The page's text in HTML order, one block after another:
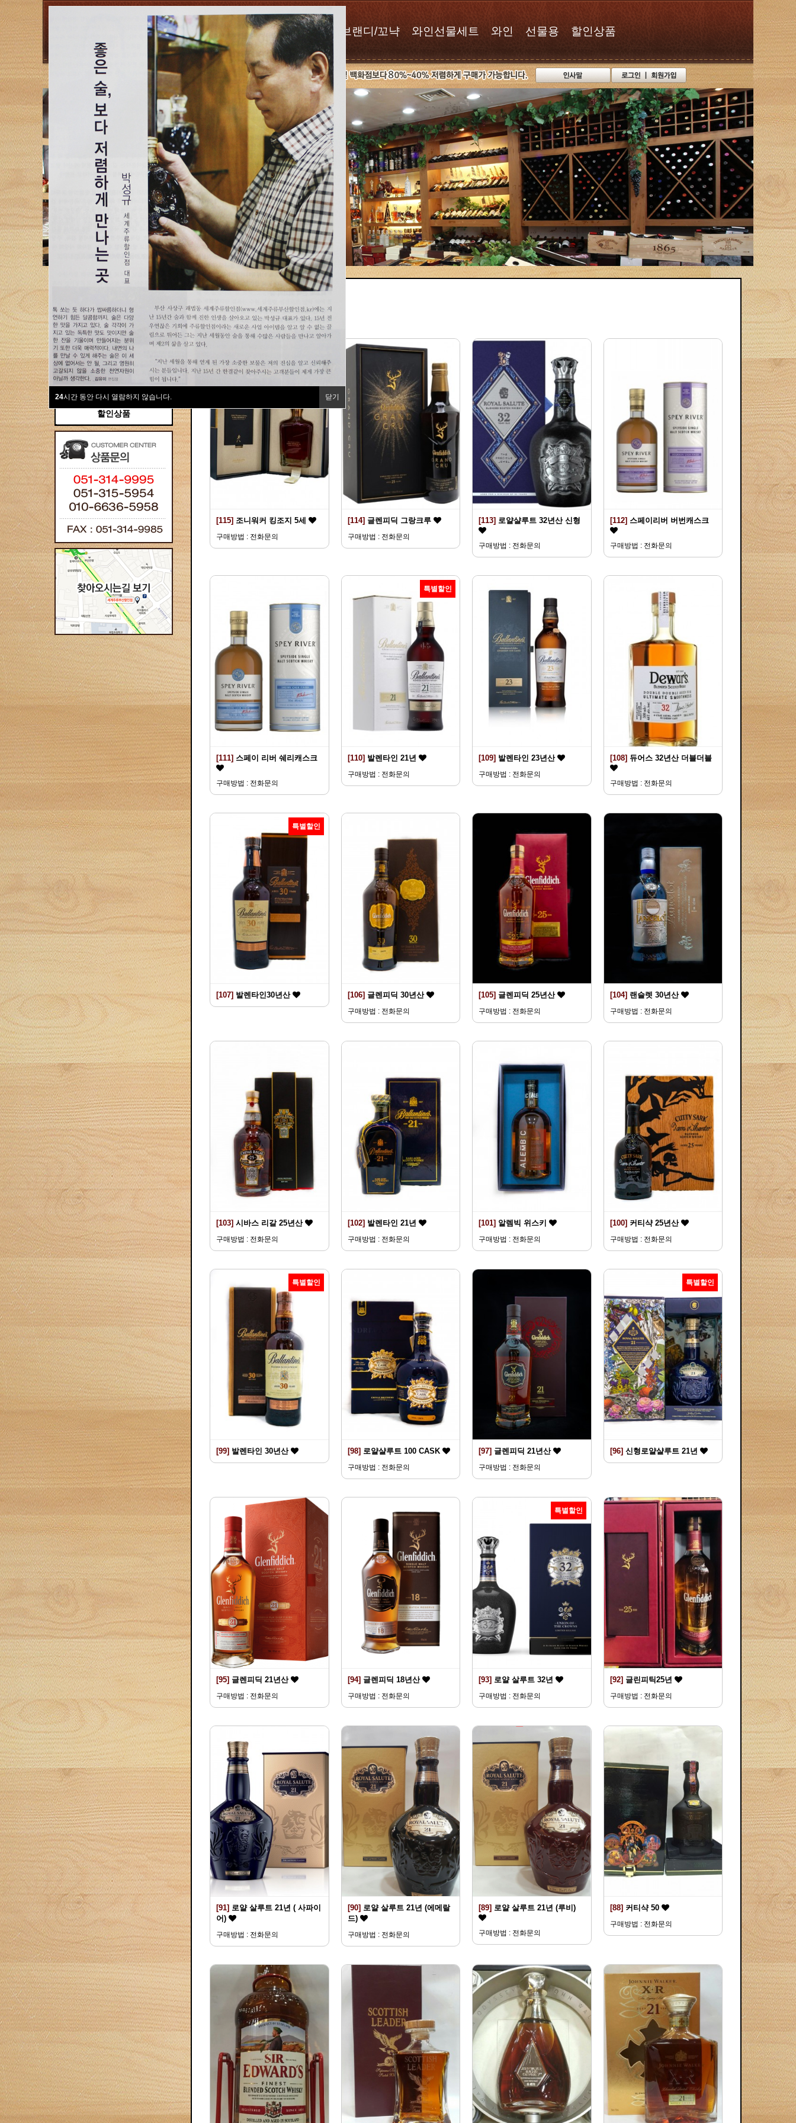
24시간 동안 다시 열람하지 않습니다. 닫기
위스키 브랜디/꼬냑 와인선물세트 와인 선물용 할인상품
새계주류부산할인점
위스키
브랜디/꼬냑
와인선물세트
와인
선물용
할인상품
Total 115건1 페이지
[115] 조니워커 킹조지 5세
구매방법 : 전화문의
[114] 글렌피딕 그랑크루
구매방법 : 전화문의
[113] 로얄샬루트 32년산 신형
구매방법 : 전화문의
[112] 스페이리버 버번캐스크
구매방법 : 전화문의
[111] 스페이 리버 쉐리캐스크
구매방법 : 전화문의
특별할인
[110]발렌타인 21년
구매방법 : 전화문의
[109] 발렌타인 23년산
구매방법 : 전화문의
[108]듀어스 32년산 더블더블
구매방법 : 전화문의
특별할인
[107] 발렌타인30년산 [106] 글렌피딕 30년산
구매방법 : 전화문의
[105] 글렌피딕 25년산
구매방법 : 전화문의
[104] 랜슬렛 30년산
구매방법 : 전화문의
[103] 시바스 리갈 25년산
구매방법 : 전화문의
[102] 발렌타인 21년
구매방법 : 전화문의
[101] 알렘빅 위스키
구매방법 : 전화문의
[100] 커티샥 25년산
구매방법 : 전화문의
특별할인
[99] 발렌타인 30년산 [98] 로얄샬루트 100 CASK
구매방법 : 전화문의
[97] 글렌피딕 21년산
구매방법 : 전화문의
특별할인
[96] 신형로얄샬루트 21년
[95] 글렌피딕 21년산
구매방법 : 전화문의
[94]글렌피딕 18년산
구매방법 : 전화문의
특별할인
[93] 로얄 살루트 32년
구매방법 : 전화문의
[92]글린피틱25년
구매방법 : 전화문의
[91] 로얄 살루트 21년 ( 사파이
어)
구매방법 : 전화문의
[90] 로얄 살루트 21년 (에메랄
드)
구매방법 : 전화문의
[89] 로얄 살루트 21년 (루비)
구매방법 : 전화문의
[88] 커티샥 50
구매방법 : 전화문의